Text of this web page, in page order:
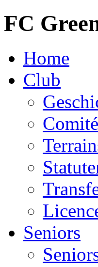
FC
Home
Club
Comité
Seniors